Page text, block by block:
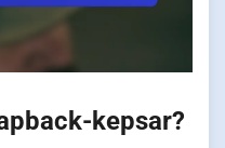
kepsar?